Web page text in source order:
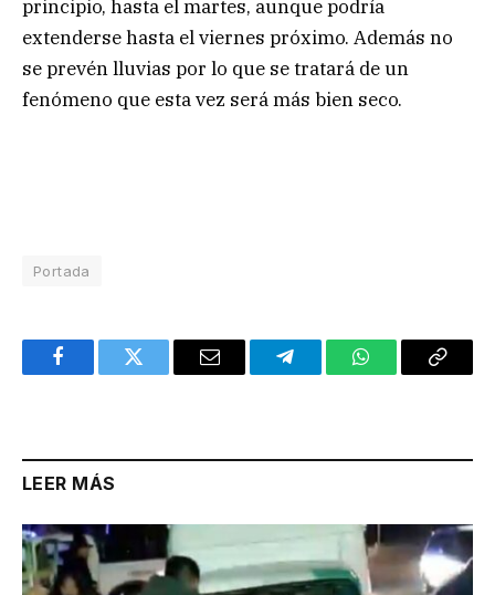
principio, hasta el martes, aunque podría
extenderse hasta el viernes próximo. Además no
se prevén lluvias por lo que se tratará de un
fenómeno que esta vez será más bien seco.
Portada
FacebookTwitter Email TelegramWhatsAppCopy
LEER MÁS